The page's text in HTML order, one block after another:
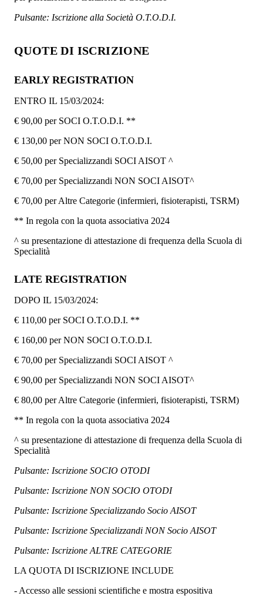
Pulsante: Iscrizione alla Società O.T.O.D.I.
QUOTE DI ISCRIZIONE
EARLY REGISTRATION
ENTRO IL 15/03/2024:
€ 90,00 per SOCI O.T.O.D.I. **
€ 130,00 per NON SOCI O.T.O.D.I.
€ 50,00 per Specializzandi SOCI AISOT ^
€ 70,00 per Specializzandi NON SOCI AISOT^
€ 70,00 per Altre Categorie (infermieri, fisioterapisti, TSRM)
** In regola con la quota associativa 2024
^ su presentazione di attestazione di frequenza della Scuola di
Specialità
LATE REGISTRATION
DOPO IL 15/03/2024:
€ 110,00 per SOCI O.T.O.D.I. **
€ 160,00 per NON SOCI O.T.O.D.I.
€ 70,00 per Specializzandi SOCI AISOT ^
€ 90,00 per Specializzandi NON SOCI AISOT^
€ 80,00 per Altre Categorie (infermieri, fisioterapisti, TSRM)
** In regola con la quota associativa 2024
^ su presentazione di attestazione di frequenza della Scuola di
Specialità
Pulsante: Iscrizione SOCIO OTODI
Pulsante: Iscrizione NON SOCIO OTODI
Pulsante: Iscrizione Specializzando Socio AISOT
Pulsante: Iscrizione Specializzandi NON Socio AISOT
Pulsante: Iscrizione ALTRE CATEGORIE
LA QUOTA DI ISCRIZIONE INCLUDE
- Accesso alle sessioni scientifiche e mostra espositiva